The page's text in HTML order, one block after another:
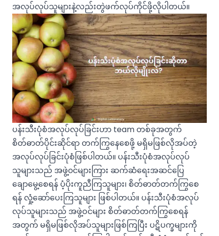
အလုပ်လုပ်သူများနဲ့လည်းတွဲဖက်လုပ်ကိုင်ဖို့လိုပါတယ်။
ပန်းသီးပုံစံအလုပ်လုပ်ခြင်းဟာ team တစ်ခုအတွက်
စိတ်ဓာတ်ပိုင်းဆိုင်ရာ တက်ကြွနေစေဖို့ မရှိမဖြစ်လိုအပ်တဲ့
အလုပ်လုပ်ခြင်းပုံစံဖြစ်ပါတယ်။ ပန်းသီးပုံစံအလုပ်လုပ်
သူများသည် အဖွဲ့၀င်များကြား ဆက်ဆံရေးအဆင်ပြေ
ချောမွေ့စေရန် ပံ့ပိုးကူညီကြသူများ၊ စိတ်ဓာတ်တက်ကြွစေ
ရန် လှုံ့ဆော်ပေးကြသူများ ဖြစ်ပါတယ်။ ပန်းသီးပုံစံအလုပ်
လုပ်သူများသည် အဖွဲ့ဝင်များ စိတ်ဓာတ်တက်ကြွစေရန်
အတွက် မရှိမဖြစ်လိုအပ်သူများဖြစ်ကြပြီး ပဋိပက္ခများကို